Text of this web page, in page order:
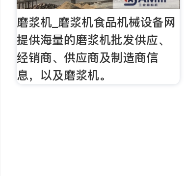
磨浆机_磨浆机食品机械设备网
提供海量的磨浆机批发供应、
经销商、供应商及制造商信
息，以及磨浆机。